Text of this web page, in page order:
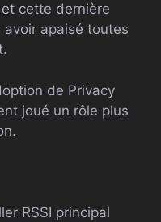
cette dernière
apaisé toutes
de Privacy
joué un rôle plus
RSSI principal